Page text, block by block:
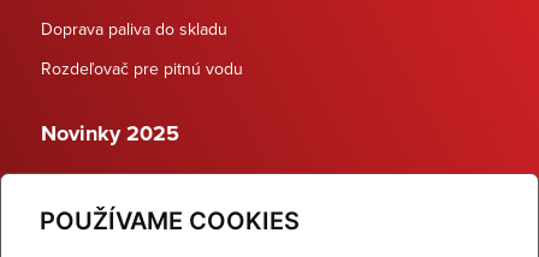
POUŽÍVAME COOKIES
Doprava paliva do skladu
Rozdeľovač pre pitnú vodu
Novinky 2025
Dynamické termostatické ventily